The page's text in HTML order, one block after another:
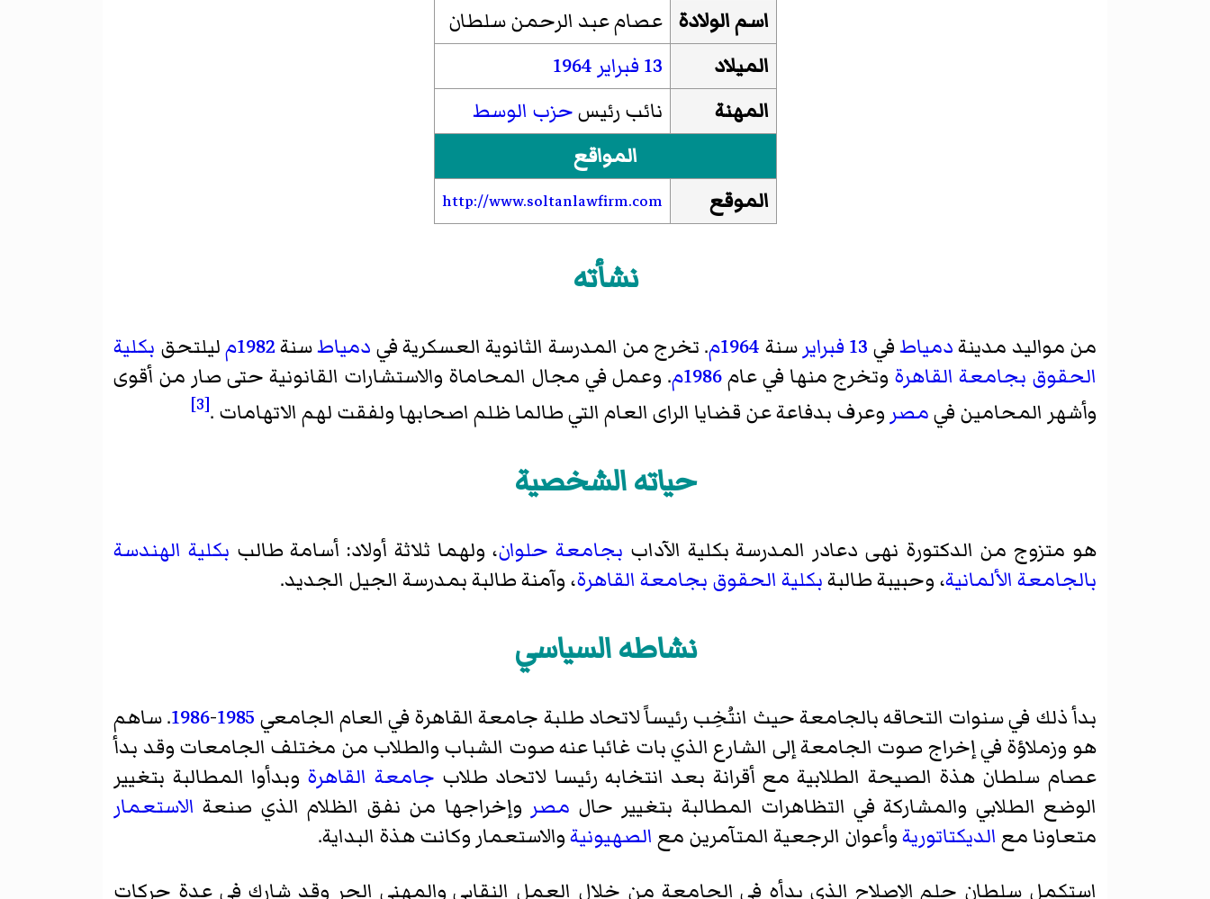
اسم الولادة عصام عبد الرحمن سلطان
الميلاد
13 فبراير
1964
المهنة
نائب رئيسحزب الوسط
المواقع
الموقع
http://www.soltanlawfirm.com
نشأته
من مواليد مدينةدمياطفي 13 فبراير سنة 1964م . تخرج من المدرسة الثانوية العسكرية في دمياطسنة1982م ليلتحق بكلية
الحقوق بجامعة القاهرة وتخرج منها في عام1986م . وعمل في مجال المحاماة والاستشارات القانونية حتى صار من أقوى
وأشهر المحامين فيمصر وعرف بدفاعة عن قضايا الراى العام التي طالما ظلم اصحابها ولفقت لهم الاتهامات .[3]
حياته الشخصية
هو متزوج من الدكتورة نهى دعادر المدرسة بكلية الآداب بجامعة حلوان، ولهما ثلاثة أولاد: أسامة طالب بكلية الهندسة
بالجامعة الألمانية، وحبيبة طالبةبكلية الحقوق بجامعة القاهرة، وآمنة طالبة بمدرسة الجيل الجديد.
نشاطه السياسي
بدأ ذلك في سنوات التحاقه بالجامعة حيث انتُخِب رئيساً لاتحاد طلبة جامعة القاهرة في العام الجامعي 1985
-
1986. ساهم
هو وزملاؤة في إخراج صوت الجامعة إلى الشارع الذي بات غائبا عنه صوت الشباب والطلاب من مختلف الجامعات وقد بدأ
عصام سلطان هذة الصيحة الطلابية مع أقرانة بعد انتخابه رئيسا لاتحاد طلاب جامعة القاهرة وبدأوا المطالبة بتغيير
الوضع الطلابي والمشاركة في التظاهرات المطالبة بتغيير حال مصر وإخراجها من نفق الظلام الذي صنعة الاستعمار
متعاونا مع الديكتاتوريةوأعوان الرجعية المتآمرين مع الصهيونيةوالاستعمار وكانت هذة البداية.
استكمل سلطان حلم الإصلاح الذي بدأه في الجامعة من خلال العمل النقابي والمهني الحر وقد شارك في عدة حركات